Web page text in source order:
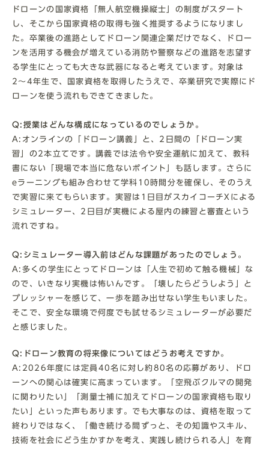
ドローンの国家資格「無人航空機操縦士」の制度がスタート
し、そこから国家資格の取得も強く推奨するようになりまし
た。卒業後の進路としてドローン関連企業だけでなく、ドロー
ンを活用する機会が増えている消防や警察などの進路を志望す
る学生にとっても大きな武器になると考えています。対象は
2〜4年生で、国家資格を取得したうえで、卒業研究で実際にド
ローンを使う流れもできてきました。
Q:授業はどんな構成になっているのでしょうか。
A:オンラインの「ドローン講義」と、2日間の「ドローン実
習」の2本立てです。講義では法令や安全運航に加えて、教科
書にない「現場で本当に危ないポイント」も話します。さらに
eラーニングも組み合わせて学科10時間分を確保し、そのうえ
で実習に来てもらいます。実習は1日目がスカイコーチXによる
シミュレーター、2日目が実機による屋内の練習と審査という
流れですね。
Q:シミュレーター導入前はどんな課題があったのでしょう。
A:多くの学生にとってドローンは「人生で初めて触る機械」な
ので、いきなり実機は怖いんです。「壊したらどうしよう」と
プレッシャーを感じて、一歩を踏み出せない学生もいました。
そこで、安全な環境で何度でも試せるシミュレーターが必要だ
と感じました。
Q:ドローン教育の将来像についてはどうお考えですか。
A:2026年度には定員40名に対し約80名の応募があり、ドロ
ーンへの関心は確実に高まっています。「空飛ぶクルマの開発
に関わりたい」「測量士補に加えてドローンの国家資格も取り
たい」といった声もあります。でも大事なのは、資格を取って
終わりではなく、「働き続ける間ずっと、その知識やスキル、
技術を社会にどう生かすかを考え、実践し続けられる人」を育